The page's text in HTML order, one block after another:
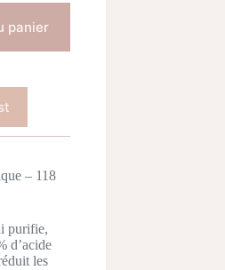
panier
– 118
purifie,
d’acide
les